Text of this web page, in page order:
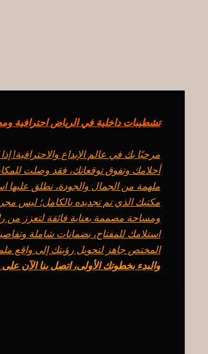
تشطيبات داخلية في الرياض احترافية ومضمونة:
مرحبًا بك في عالم الإبداع
أحلامك وتفوق توقعاتك، فقد وصلت
ملهمة من الجمال والجودة، نطلق
مكتبك الذي تم تجديده بالكامل؛ ليس
ومساحة مصممة بعناية فائقة لتعزز من
استلامك للمفتاح، بضمانات شاملة
المختص جاهز لتحويل رؤيتك إلى واقع
والبدء بخطوتك الأولى، اتصل بنا الآن على 0531083293.